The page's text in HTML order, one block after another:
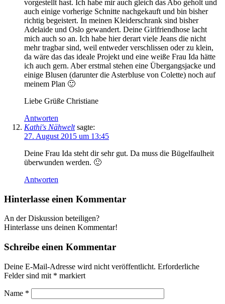
vorgestellt hast. Ich habe mir auch gleich das Abo geholt und
auch einige vorherige Schnitte nachgekauft und bin bisher
richtig begeistert. In meinen Kleiderschrank sind bisher
Adelaide und Oslo gewandert. Deine Girlfriendhose lacht
mich auch so an. Ich habe hier derart viele Jeans die nicht
mehr tragbar sind, weil entweder verschlissen oder zu klein,
da wäre das das ideale Projekt und eine weiße Frau Ida hätte
ich auch gern. Aber erstmal stehen eine Übergangsjacke und
einige Blusen (darunter die Asterbluse von Colette) noch auf
meinem Plan 🙂
Liebe Grüße Christiane
Antworten
Kathi's Nähwelt sagte:
27. August 2015 um 13:45
Deine Frau Ida steht dir sehr gut. Da muss die Bügelfaulheit
überwunden werden. 🙂
Antworten
Hinterlasse einen Kommentar
An der Diskussion beteiligen?
Hinterlasse uns deinen Kommentar!
Schreibe einen Kommentar
Deine E-Mail-Adresse wird nicht veröffentlicht. Erforderliche
Felder sind mit * markiert
Name *